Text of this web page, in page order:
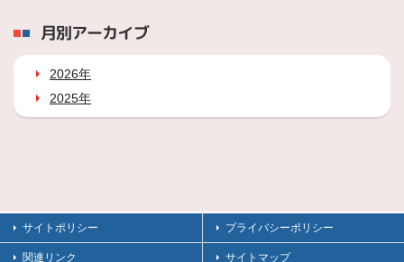
月別アーカイブ
2026年
2025年
サイトポリシー プライバシーポリシー
関連リンク サイトマップ